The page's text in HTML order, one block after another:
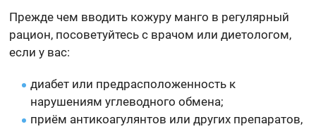
Прежде чем вводить кожуру манго в регулярный
рацион, посоветуйтесь с врачом или диетологом,
если у вас:
диабет или предрасположенность к
нарушениям углеводного обмена;
приём антикоагулянтов или других препаратов,